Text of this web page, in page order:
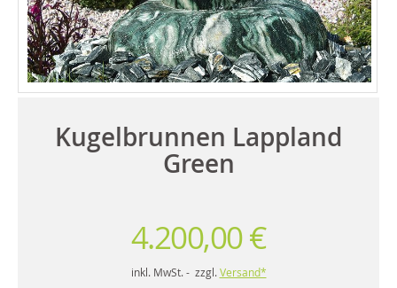
Kugelbrunnen Lappland
Green
4.200,00 €
inkl. MwSt. - zzgl. Versand*